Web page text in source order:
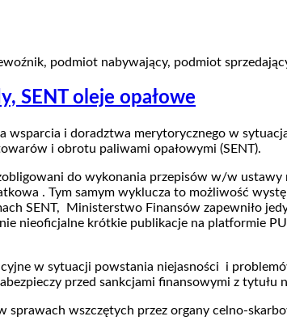
podmiot nabywający, podmiot
SENT oleje opałowe
wsparcia i doradztwa merytorycznego w
i obrotu paliwami opałowymi (SENT).
do wykonania przepisów w/w ustawy
. Tym samym wyklucza to możliwość
SENT, Ministerstwo Finansów zapewniło
nieoficjalne krótkie publikacje na platformie
w sytuacji powstania niejasności i
przed sankcjami finansowymi z
sprawach wszczętych przez organy celno-